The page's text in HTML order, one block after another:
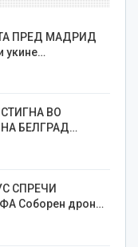
ПРЕД МАДРИД
укине…
ВО
БЕЛГРАД…
СПРЕЧИ
Соборен дрон…